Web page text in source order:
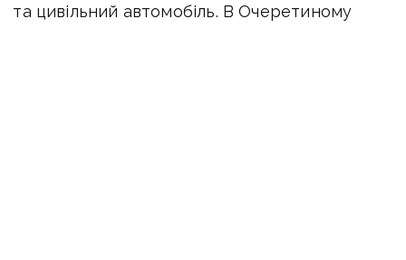
та цивільний автомобіль. В Очеретиному